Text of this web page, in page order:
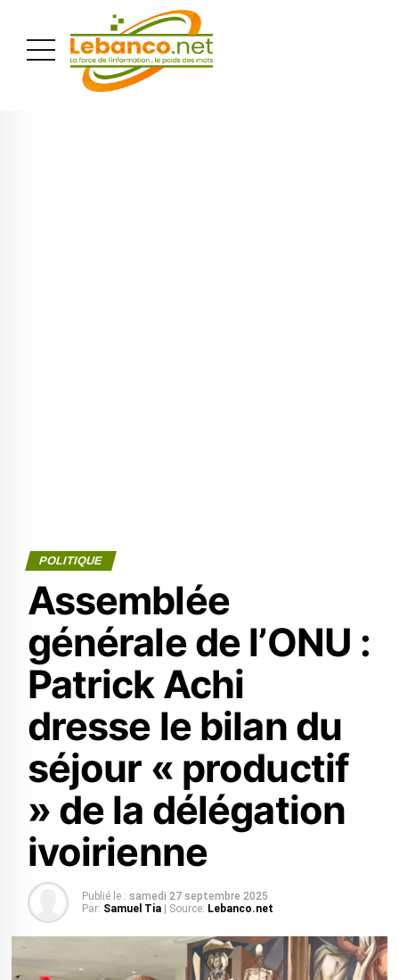
POLITIQUE
Assemblée
générale de l’ONU :
Patrick Achi
dresse le bilan du
séjour « productif
» de la délégation
ivoirienne
Publié le : samedi 27 septembre 2025
Par: Samuel Tia | Source: Lebanco.net